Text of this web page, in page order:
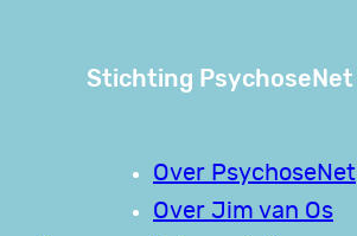
Stichting PsychoseNet
Over PsychoseNet
Over Jim van Os